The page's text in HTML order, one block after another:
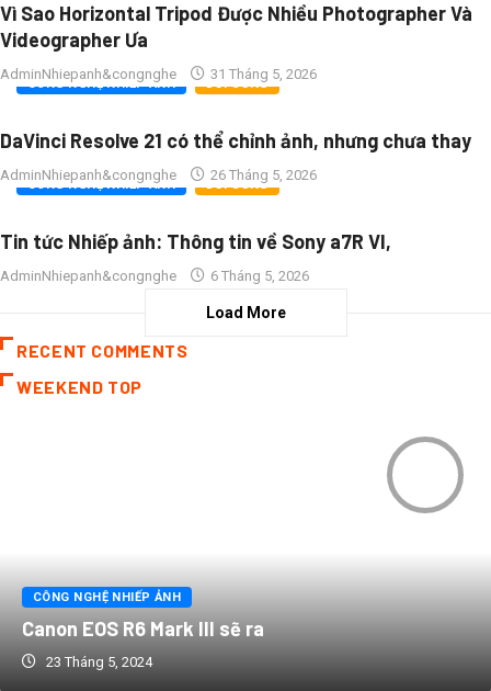
Vì Sao Horizontal Tripod Được Nhiều Photographer Và
Videographer Ưa
AdminNhiepanh&congnghe 31 Tháng 5, 2026
CÔNG NGHỆ NHIẾP ẢNH ĐỜI SỐNG
DaVinci Resolve 21 có thể chỉnh ảnh, nhưng chưa thay
AdminNhiepanh&congnghe 26 Tháng 5, 2026
CÔNG NGHỆ NHIẾP ẢNH ĐỜI SỐNG
Tin tức Nhiếp ảnh: Thông tin về Sony a7R VI,
AdminNhiepanh&congnghe 6 Tháng 5, 2026
Load More
RECENT COMMENTS
WEEKEND TOP
CÔNG NGHỆ NHIẾP ẢNH
Canon EOS R6 Mark III sẽ ra
23 Tháng 5, 2024